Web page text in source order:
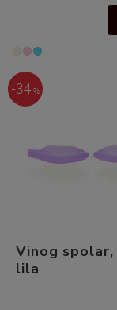
Vinog spolar,
lila
34 %